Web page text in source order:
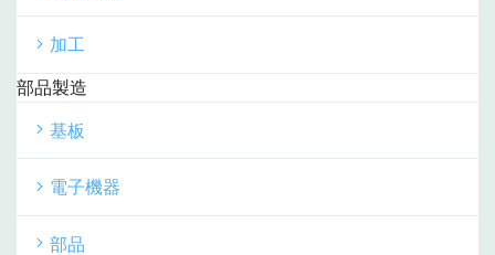
加工
部品製造
基板
電子機器
部品